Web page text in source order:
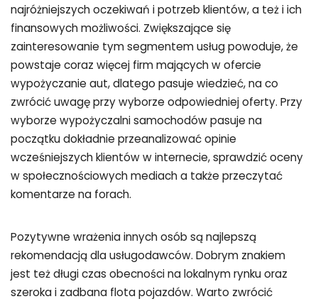
najróżniejszych oczekiwań i potrzeb klientów, a też i ich
finansowych możliwości. Zwiększające się
zainteresowanie tym segmentem usług powoduje, że
powstaje coraz więcej firm mających w ofercie
wypożyczanie aut, dlatego pasuje wiedzieć, na co
zwrócić uwagę przy wyborze odpowiedniej oferty. Przy
wyborze wypożyczalni samochodów pasuje na
początku dokładnie przeanalizować opinie
wcześniejszych klientów w internecie, sprawdzić oceny
w społecznościowych mediach a także przeczytać
komentarze na forach.
Pozytywne wrażenia innych osób są najlepszą
rekomendacją dla usługodawców. Dobrym znakiem
jest też długi czas obecności na lokalnym rynku oraz
szeroka i zadbana flota pojazdów. Warto zwrócić